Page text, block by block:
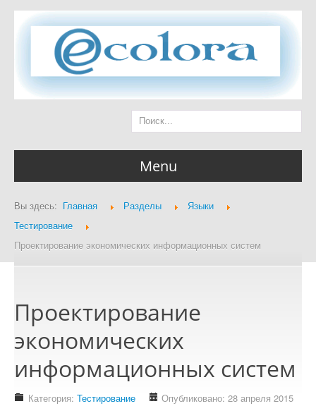
Menu
Главная страница
Стихотворения
Детям Контакты
Вы здесь: Главная Разделы
Языки
Тестирование
Проектирование экономических информационных систем
Проектирование
экономических
информационных систем
Категория: Тестирование
Опубликовано: 28 апреля 2015